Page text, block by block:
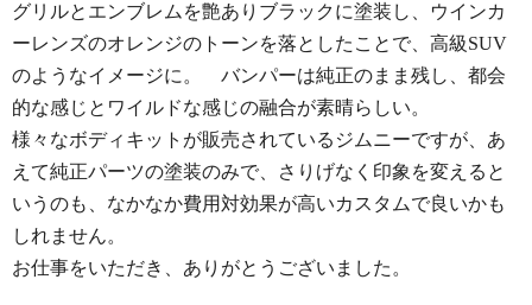
グリルとエンブレムを艶ありブラックに塗装し、ウインカ
ーレンズのオレンジのトーンを落としたことで、高級SUV
のようなイメージに。 バンパーは純正のまま残し、都会
的な感じとワイルドな感じの融合が素晴らしい。
様々なボディキットが販売されているジムニーですが、あ
えて純正パーツの塗装のみで、さりげなく印象を変えると
いうのも、なかなか費用対効果が高いカスタムで良いかも
しれません。
お仕事をいただき、ありがとうございました。